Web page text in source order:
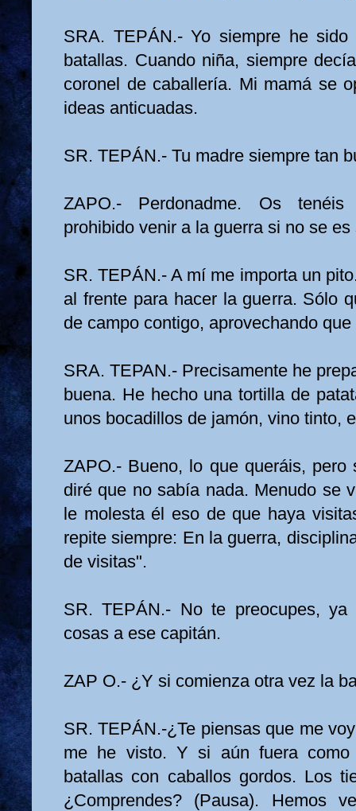
SRA. TEPÁN.- Yo siempre he
batallas. Cuando niña, siempre
coronel de caballería. Mi mamá se
ideas anticuadas.
SR. TEPÁN.- Tu madre siempre tan
ZAPO.- Perdonadme. Os
prohibido venir a la guerra si no se es
SR. TEPÁN.- A mí me importa un
al frente para hacer la guerra. Sólo
de campo contigo, aprovechando
SRA. TEPAN.- Precisamente he
buena. He hecho una tortilla de
unos bocadillos de jamón, vino tinto,
ZAPO.- Bueno, lo que queráis,
diré que no sabía nada. Menudo se
le molesta él eso de que haya
repite siempre: En la guerra,
de visitas".
SR. TEPÁN.- No te preocupes,
cosas a ese capitán.
ZAP O.- ¿Y si comienza otra vez la
SR. TEPÁN.-¿Te piensas que me
me he visto. Y si aún fuera como
batallas con caballos gordos. Los
¿Comprendes? (Pausa). Hemos